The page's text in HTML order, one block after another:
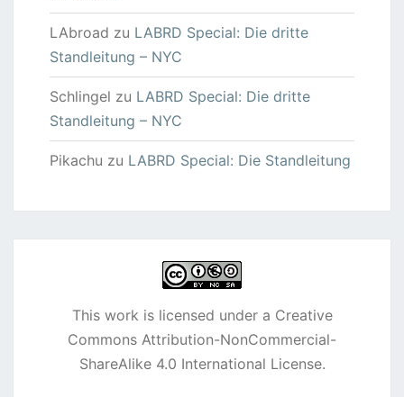
LAbroad zu LABRD Special: Die dritte
Standleitung – NYC
Schlingel zu LABRD Special: Die dritte
Standleitung – NYC
Pikachu zu LABRD Special: Die Standleitung
This work is licensed under a Creative
Commons Attribution-NonCommercial-
ShareAlike 4.0 International License.